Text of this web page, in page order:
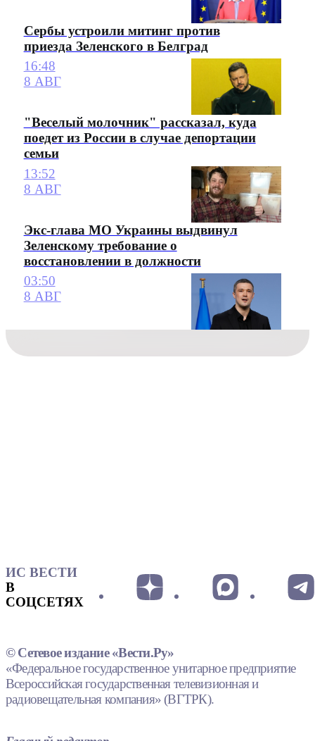
Сербы устроили митинг против
приезда Зеленского в Белград
16:48
8 АВГ
"Веселый молочник" рассказал, куда
поедет из России в случае депортации
семьи
13:52
8 АВГ
Экс-глава МО Украины выдвинул
Зеленскому требование о
восстановлении в должности
03:50
8 АВГ
ИС ВЕСТИ
В
СОЦСЕТЯХ
© Сетевое издание «Вести.Ру»
«Федеральное государственное унитарное предприятие
Всероссийская государственная телевизионная и
радиовещательная компания» (ВГТРК).